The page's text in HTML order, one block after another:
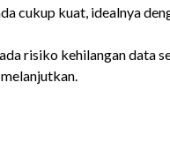
cukup kuat, idealnya
risiko kehilangan data